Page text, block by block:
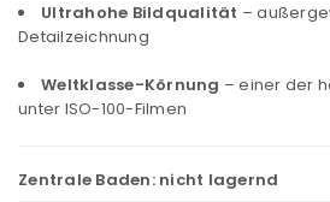
Ultrahohe Bildqualität –
Detailzeichnung
Weltklasse-Körnung – einer der
unter ISO-100-Filmen
Zentrale Baden: nicht lagernd